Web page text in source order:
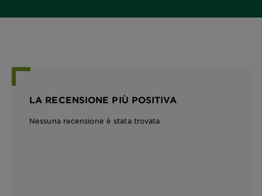
LA RECENSIONE PIÙ POSITIVA
Nessuna recensione è stata trovata